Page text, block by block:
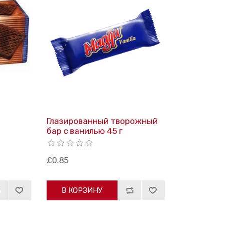
Глазированный творожный
бар с ванилью 45 г
£0.85
В КОРЗИНУ